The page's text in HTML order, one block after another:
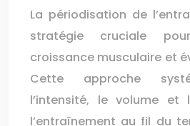
La périodisation de
stratégie cruciale
croissance musculaire et
Cette approche
l’intensité, le volume
l’entraînement au fil du